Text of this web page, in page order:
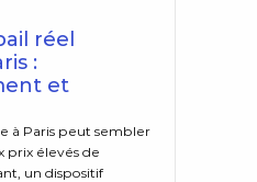
réel
:
et
à Paris peut sembler
prix élevés de
un dispositif